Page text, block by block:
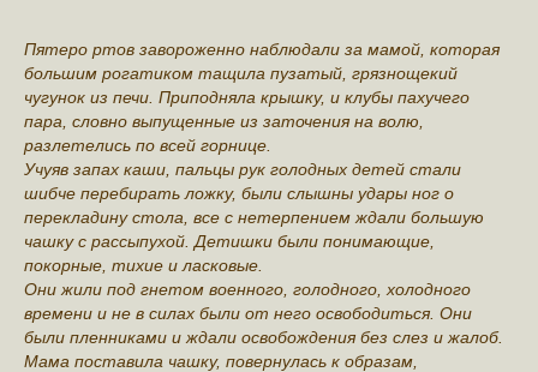
Пятеро ртов завороженно наблюдали за мамой, которая
большим рогатиком тащила пузатый, грязнощекий
чугунок из печи. Приподняла крышку, и клубы пахучего
пара, словно выпущенные из заточения на волю,
разлетелись по всей горнице.
Учуяв запах каши, пальцы рук голодных детей стали
шибче перебирать ложку, были слышны удары ног о
перекладину стола, все с нетерпением ждали большую
чашку с рассыпухой. Детишки были понимающие,
покорные, тихие и ласковые.
Они жили под гнетом военного, голодного, холодного
времени и не в силах были от него освободиться. Они
были пленниками и ждали освобождения без слез и жалоб.
Мама поставила чашку, повернулась к образам,